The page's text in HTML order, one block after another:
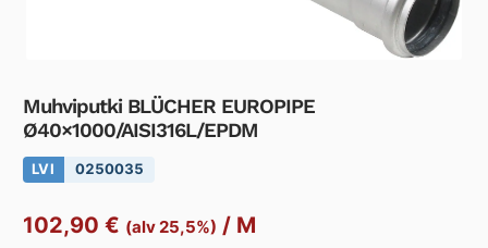
Muhviputki BLÜCHER EUROPIPE
Ø40×1000/AISI316L/EPDM
LVI 0250035
102,90 € (alv 25,5%) / M